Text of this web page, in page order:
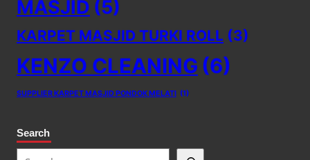
MASJID (5)
KARPET MASJID TURKI ROLL (3)
KENZO CLEANING (6)
SUPPLIER KARPET MASJID PONDOK MELATI (1)
Search